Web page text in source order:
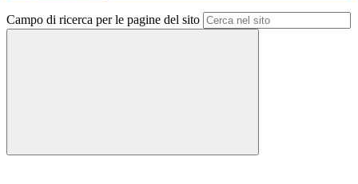
Campo di ricerca per le pagine del sito